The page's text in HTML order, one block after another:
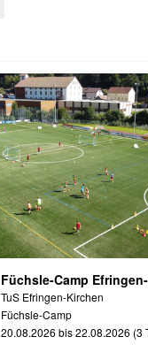
Füchsle-Camp
TuS Efringen-Kirchen
Füchsle-Camp
20.08.2026 bis 22.08.2026 (3